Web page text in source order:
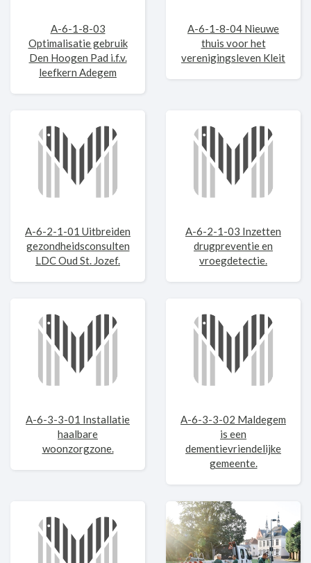
A-6-1-8-03
Optimalisatie gebruik
Den Hoogen Pad i.f.v.
leefkern Adegem
A-6-1-8-04 Nieuwe
thuis voor het
verenigingsleven Kleit
A-6-2-1-01 Uitbreiden
gezondheidsconsulten
LDC Oud St. Jozef.
A-6-2-1-03 Inzetten
drugpreventie en
vroegdetectie.
A-6-3-3-01 Installatie
haalbare
woonzorgzone.
A-6-3-3-02 Maldegem
is een
dementievriendelijke
gemeente.